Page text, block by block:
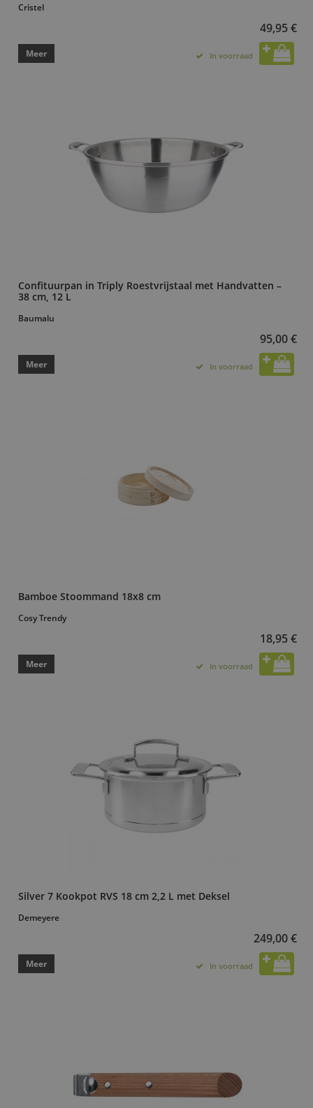
Cristel
49,95 €
Meer In voorraad
Confituurpan in Triply Roestvrijstaal met Handvatten –
38 cm, 12 L
Baumalu
95,00 €
Meer In voorraad
Bamboe Stoommand 18x8 cm
Cosy Trendy
18,95 €
Meer In voorraad
Silver 7 Kookpot RVS 18 cm 2,2 L met Deksel
Demeyere
249,00 €
Meer In voorraad